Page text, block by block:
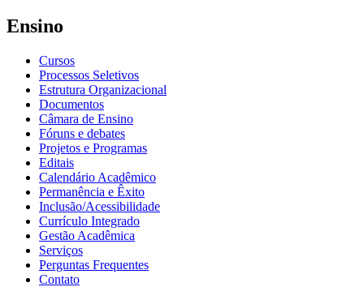
Ensino
Cursos
Processos Seletivos
Estrutura Organizacional
Documentos
Câmara de Ensino
Fóruns e debates
Projetos e Programas
Editais
Calendário Acadêmico
Permanência e Êxito
Inclusão/Acessibilidade
Currículo Integrado
Gestão Acadêmica
Serviços
Perguntas Frequentes
Contato